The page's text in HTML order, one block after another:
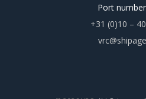
Port
+31 (0)10 –